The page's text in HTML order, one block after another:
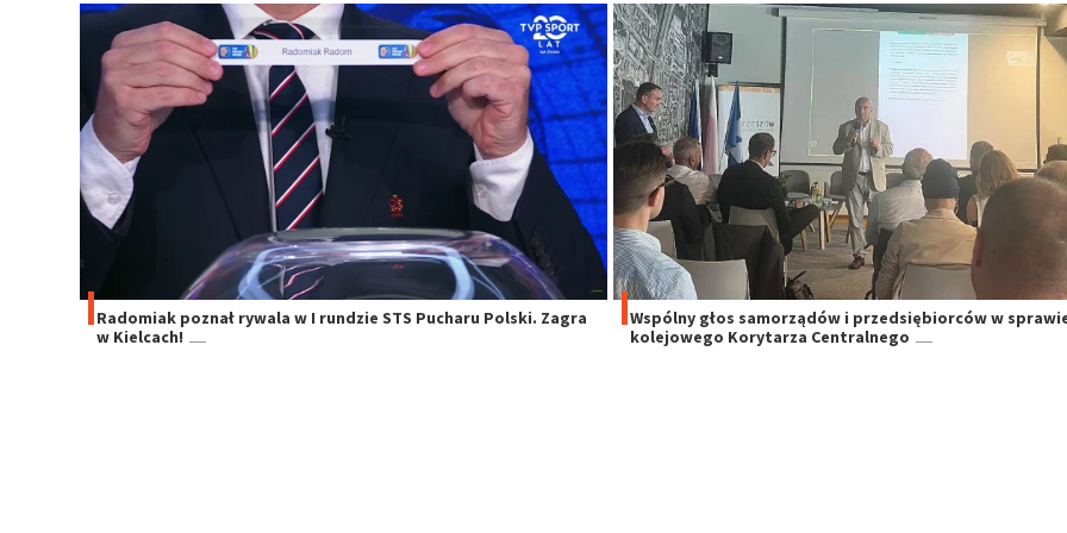
Radomiak poznał rywala w I rundzie STS Pucharu Polski. Zagra
w Kielcach!
Wspólny głos samorządów i przedsiębiorców w
kolejowego Korytarza Centralnego